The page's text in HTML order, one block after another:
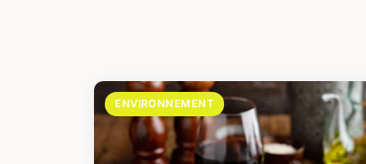
ENVIRONNEMENT